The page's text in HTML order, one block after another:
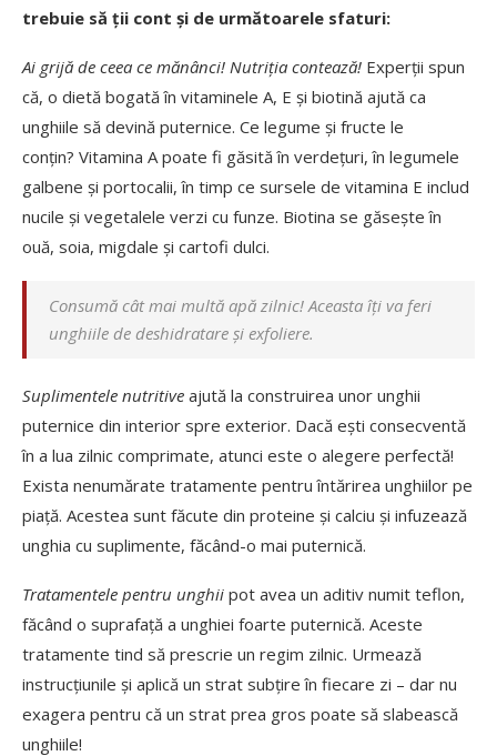
trebuie să ții cont și de următoarele sfaturi:
Ai grijă de ceea ce mănânci! Nutriția contează! Experții spun
că, o dietă bogată în vitaminele A, E și biotină ajută ca
unghiile să devină puternice. Ce legume și fructe le
conțin? Vitamina A poate fi găsită în verdețuri, în legumele
galbene și portocalii, în timp ce sursele de vitamina E includ
nucile și vegetalele verzi cu funze. Biotina se găsește în
ouă, soia, migdale și cartofi dulci.
Consumă cât mai multă apă zilnic! Aceasta îți va feri
unghiile de deshidratare și exfoliere.
Suplimentele nutritive ajută la construirea unor unghii
puternice din interior spre exterior. Dacă ești consecventă
în a lua zilnic comprimate, atunci este o alegere perfectă!
Exista nenumărate tratamente pentru întărirea unghiilor pe
piață. Acestea sunt făcute din proteine și calciu și infuzează
unghia cu suplimente, făcând-o mai puternică.
Tratamentele pentru unghii pot avea un aditiv numit teflon,
făcând o suprafață a unghiei foarte puternică. Aceste
tratamente tind să prescrie un regim zilnic. Urmează
instrucțiunile și aplică un strat subțire în fiecare zi – dar nu
exagera pentru că un strat prea gros poate să slabească
unghiile!